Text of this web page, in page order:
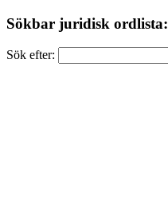
Sökbar juridisk ordlista:
Sök efter: